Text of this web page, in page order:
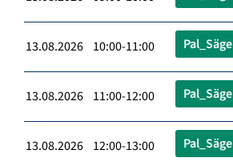
13.08.2026 10:00-11:00 Pal_Säge
13.08.2026 11:00-12:00 Pal_Säge
13.08.2026 12:00-13:00 Pal_Säge